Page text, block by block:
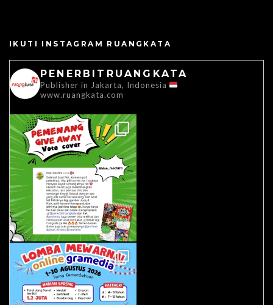
IKUTI INSTAGRAM RUANGKATA
PENERBITRUANGKATA
Publisher in Jakarta, Indonesia
www.ruangkata.com